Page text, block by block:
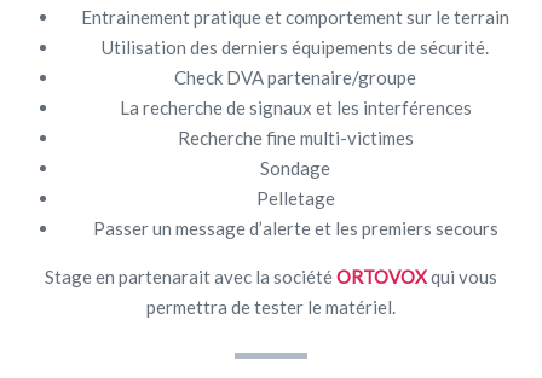
Entrainement pratique et comportement sur le terrain
Utilisation des derniers équipements de sécurité.
Check DVA partenaire/groupe
La recherche de signaux et les interférences
Recherche fine multi-victimes
Sondage
Pelletage
Passer un message d’alerte et les premiers secours
Stage en partenarait avec la sociétéORTOVOXqui vous
permettra de tester le matériel.